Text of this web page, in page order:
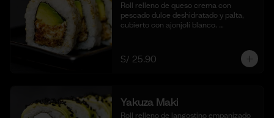
Roll relleno de queso crema con
pescado dulce deshidratado y palta,
cubierto con ajonjolí blanco.
S/ 25.90
Yakuza Maki
Roll relleno de langostino empanizado